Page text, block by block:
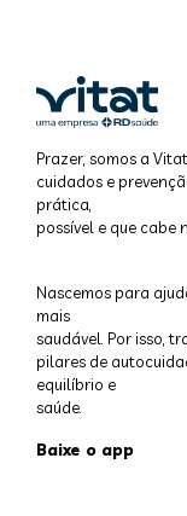
Prazer, somos a
cuidados e
prática,
possível e que cabe
Nascemos para
mais
saudável. Por isso,
pilares de
equilíbrio e
saúde.
Baixe o app